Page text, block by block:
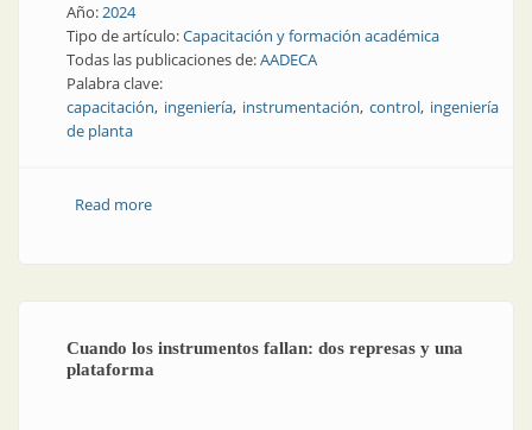
Año:2024
Tipo de artículo:Capacitación y formación académica
Todas las publicaciones de:AADECA
Palabra clave:
capacitación ingeniería instrumentación control ingeniería
de planta
Read moreabout De abril a junio: curso de ingeniería básica I&C
Cuando los instrumentos fallan: dos represas y una
plataforma